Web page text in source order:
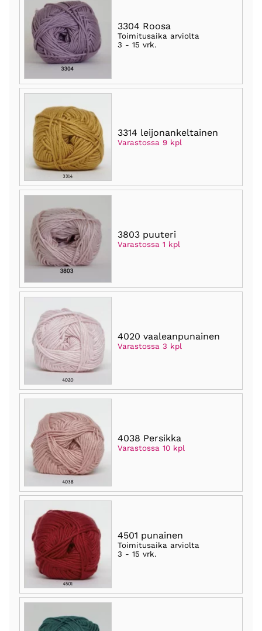
3304 Roosa
Toimitusaika arviolta
3 - 15 vrk.
3314 leijonankeltainen
Varastossa 9 kpl
3803 puuteri
Varastossa 1 kpl
4020 vaaleanpunainen
Varastossa 3 kpl
4038 Persikka
Varastossa 10 kpl
4501 punainen
Toimitusaika arviolta
3 - 15 vrk.